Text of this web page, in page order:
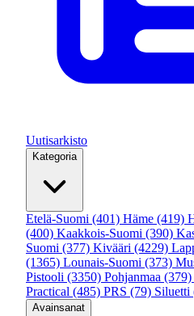
Uutisarkisto
Kategoria
Etelä-Suomi (401) Häme (419)
(400) Kaakkois-Suomi (390)
Suomi (377) Kivääri (4229)
(1365) Lounais-Suomi (373)
Pistooli (3350) Pohjanmaa (379)
Practical (485) PRS (79) Siluetti
Avainsanat